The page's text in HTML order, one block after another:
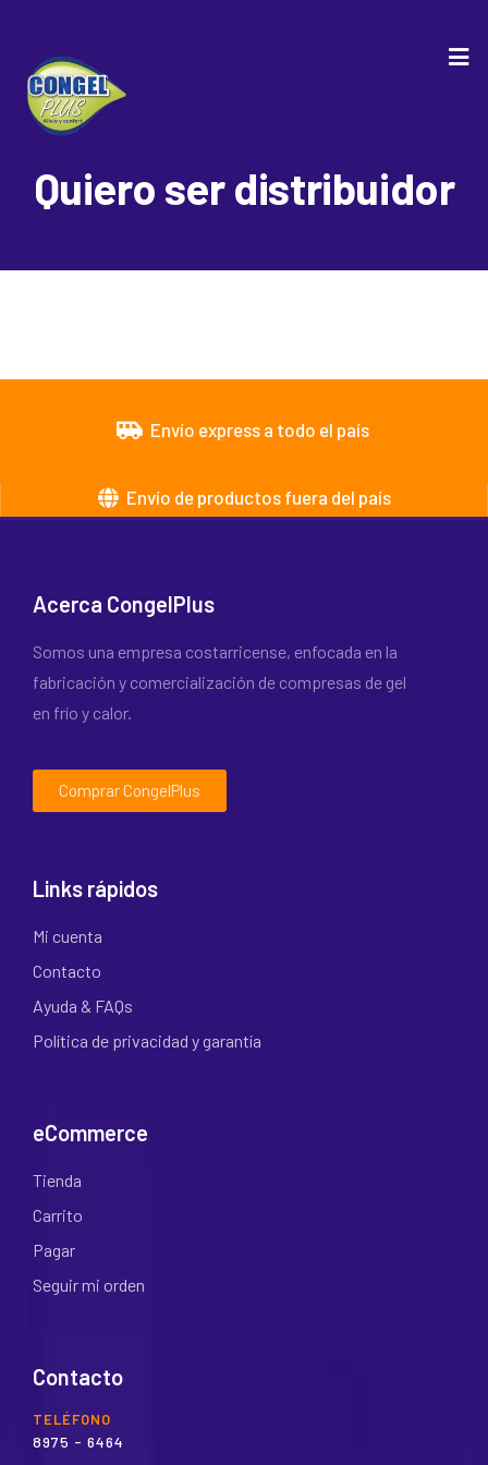
Quiero ser distribuidor
Envío express a todo el país
Envío de productos fuera del país
Acerca CongelPlus
Somos una empresa costarricense, enfocada en la
fabricación y comercialización de compresas de gel
en frío y calor.
Comprar CongelPlus
Links rápidos
Mi cuenta
Contacto
Ayuda & FAQs
Política de privacidad y garantía
eCommerce
Tienda
Carrito
Pagar
Seguir mi orden
Contacto
TELÉFONO
8975 - 6464